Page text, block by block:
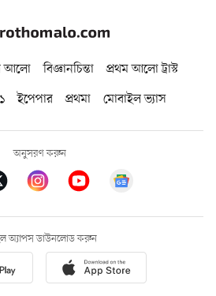
আলো বিজ্ঞানচিন্তা
প্রথম আলো ট্রাস্ট
ইপেপার প্রথমা মোবাইল ভ্যাস
অনুসরণ করুন
অ্যাপস ডাউনলোড করুন